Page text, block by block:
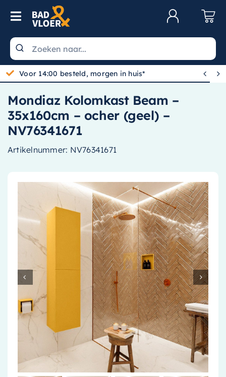
Skip to content
Toggle Navigation
Wastafels
Toiletten
Spiegels
Kranen
Douche
Baden
Radiatoren
Installatiemateriaal
Klimaatbeheersing
PVC
Tegels
Gratis bezorgd vanaf 100,-
 
Mondiaz Kolomkast Beam –
35x160cm – ocher (geel) –
NV76341671
Artikelnummer: NV76341671